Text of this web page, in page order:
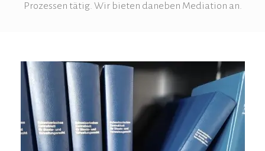
Prozessen tätig. Wir bieten daneben Mediation an.